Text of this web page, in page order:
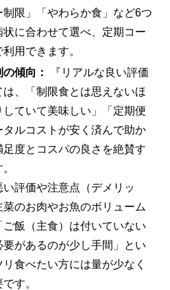
限」「やわらか食」など6つ
に合わせて選べ、定期コー
用できます。
傾向：
『リアルな良い評価
は、「制限食とは思えないほ
ていて美味しい」「定期便
ルコストが安く済んで助か
度とコスパの良さを絶賛す
評価や注意点（デメリッ
菜のお肉やお魚のボリューム
飯（主食）は付いていない
があるのが少し手間」とい
食べたい方には量が少なく
す。